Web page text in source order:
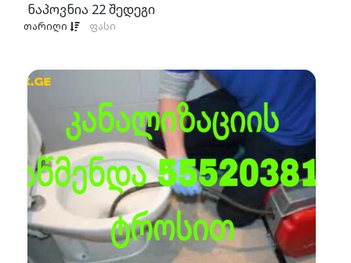
ნაპოვნია 22შედეგი
თარიღი ფასი